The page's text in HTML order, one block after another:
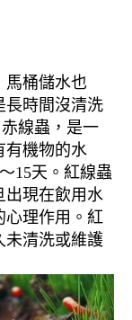
馬桶儲水也
長時間沒清洗
線蟲，是一
有機物的水
15天。紅線蟲
出現在飲用水
心理作用。紅
未清洗或維護